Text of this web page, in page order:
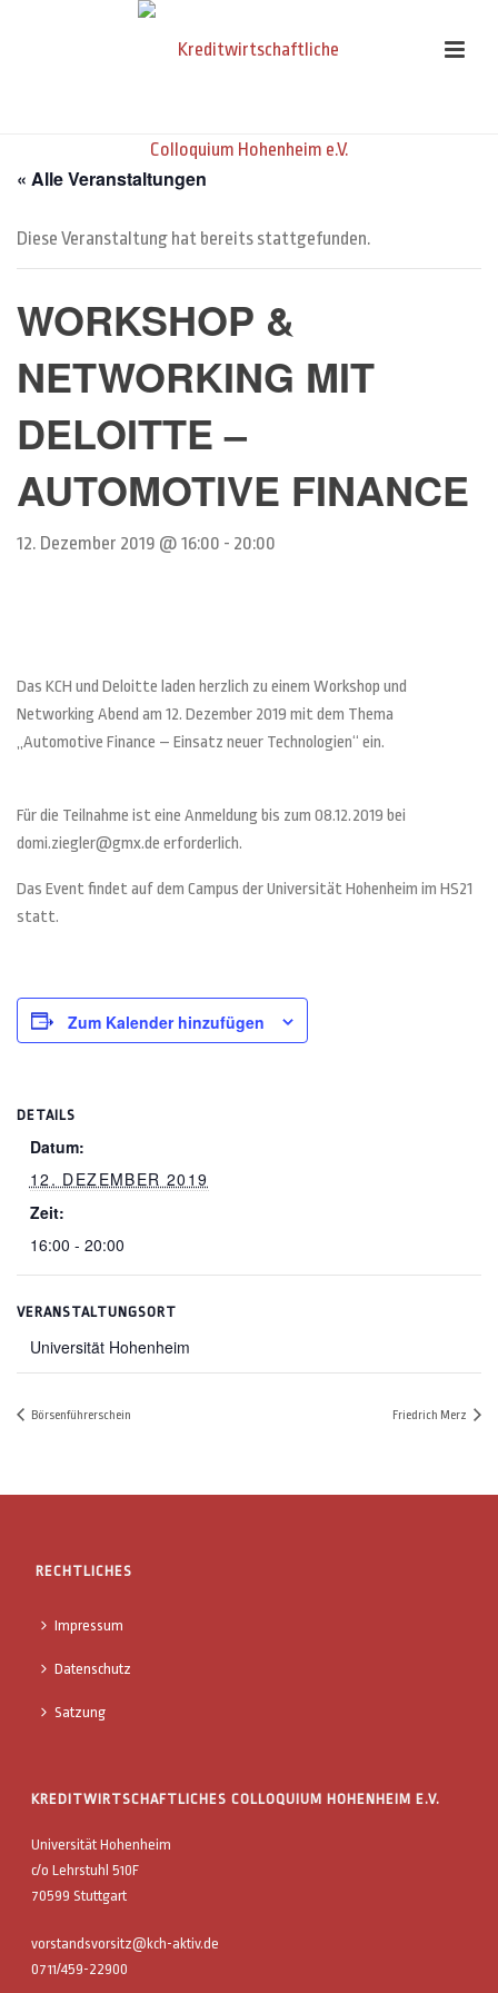
« Alle Veranstaltungen
Diese Veranstaltung hat bereits stattgefunden.
WORKSHOP &
NETWORKING MIT
DELOITTE –
AUTOMOTIVE FINANCE
12. Dezember 2019 @ 16:00 - 20:00
Das KCH und Deloitte laden herzlich zu einem Workshop und
Networking Abend am 12. Dezember 2019 mit dem Thema
„Automotive Finance – Einsatz neuer Technologien“ ein.
Für die Teilnahme ist eine Anmeldung bis zum 08.12.2019 bei
domi.ziegler@gmx.de erforderlich.
Das Event findet auf dem Campus der Universität Hohenheim im HS21
statt.
Zum Kalender hinzufügen
DETAILS
Datum:
12. DEZEMBER 2019
Zeit:
16:00 - 20:00
VERANSTALTUNGSORT
Universität Hohenheim
Börsenführerschein Friedrich Merz
RECHTLICHES
Impressum
Datenschutz
Satzung
KREDITWIRTSCHAFTLICHES COLLOQUIUM HOHENHEIM E.V.
Universität Hohenheim
c/o Lehrstuhl 510F
70599 Stuttgart
vorstandsvorsitz@kch-aktiv.de
0711/459-22900